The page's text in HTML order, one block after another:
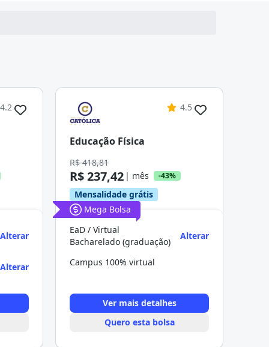
4.2
Alterar
Alterar
4.5
Educação Física
R$ 418,81
R$ 237,42 | mês -43%
Mensalidade grátis
Mega Bolsa
EaD / Virtual
Bacharelado (graduação)
Alterar
Campus 100% virtual
Ver mais detalhes
Quero esta bolsa